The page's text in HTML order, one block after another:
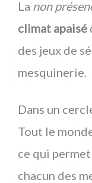
La non
climat apaisé
des jeux de
mesquinerie.
Dans un
Tout le
ce qui
chacun des